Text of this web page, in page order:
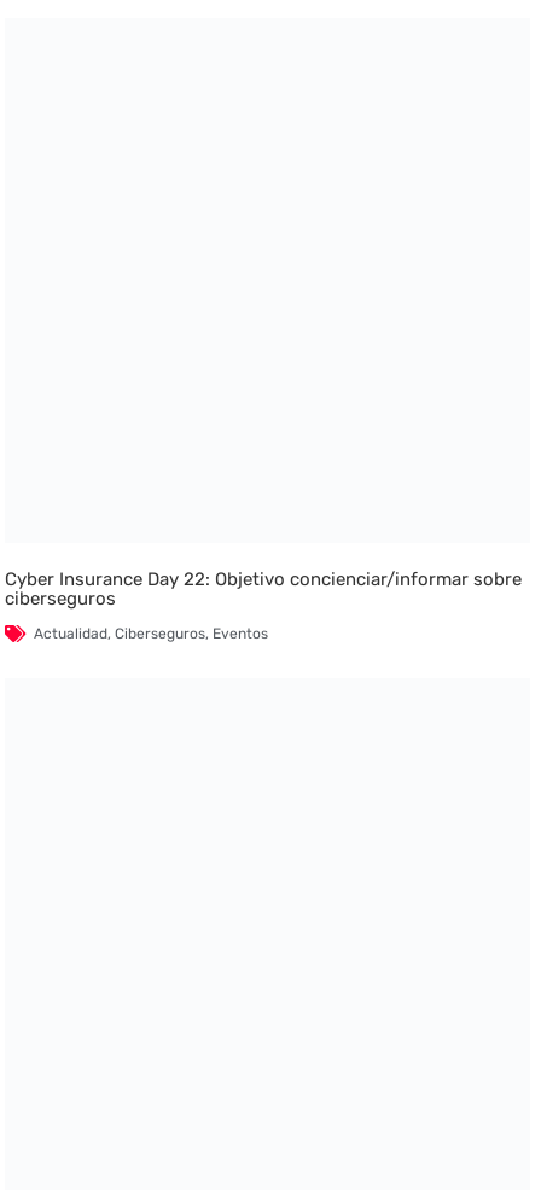
Cyber Insurance Day 22: Objetivo concienciar/informar sobre
ciberseguros
Actualidad,Ciberseguros, Eventos